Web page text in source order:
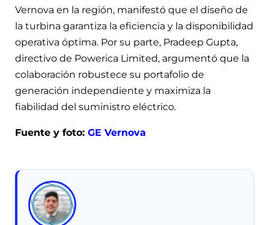
Vernova en la región, manifestó que el diseño de
la turbina garantiza la eficiencia y la disponibilidad
operativa óptima. Por su parte, Pradeep Gupta,
directivo de Powerica Limited, argumentó que la
colaboración robustece su portafolio de
generación independiente y maximiza la
fiabilidad del suministro eléctrico.
Fuente y foto: GE Vernova